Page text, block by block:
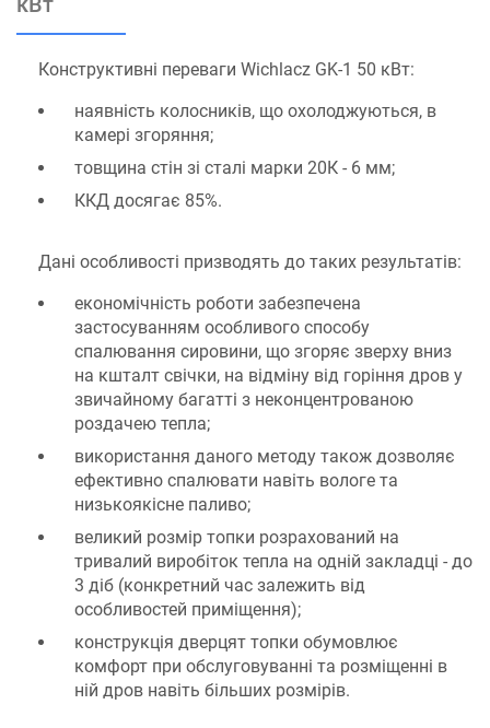
Конструктивні переваги Wichlacz GK-1 50 кВт:
наявність колосників, що охолоджуються, в
камері згоряння;
товщина стін зі сталі марки 20К - 6 мм;
ККД досягає 85%.
Дані особливості призводять до таких результатів:
економічність роботи забезпечена
застосуванням особливого способу
спалювання сировини, що згоряє зверху вниз
на кшталт свічки, на відміну від горіння дров у
звичайному багатті з неконцентрованою
роздачею тепла;
використання даного методу також дозволяє
ефективно спалювати навіть вологе та
низькоякісне паливо;
великий розмір топки розрахований на
тривалий виробіток тепла на одній закладці - до
3 діб (конкретний час залежить від
особливостей приміщення);
конструкція дверцят топки обумовлює
комфорт при обслуговуванні та розміщенні в
ній дров навіть більших розмірів.